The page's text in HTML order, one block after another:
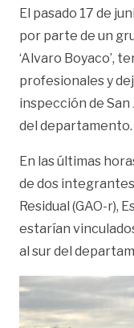
El pasado 17 de
por parte de un
‘Alvaro Boyaco’,
profesionales y
inspección de San
del departamento.
En las últimas
de dos
Residual (GAO-r),
estarían
al sur del